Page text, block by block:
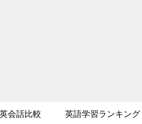
会話比較 英語学習ランキング